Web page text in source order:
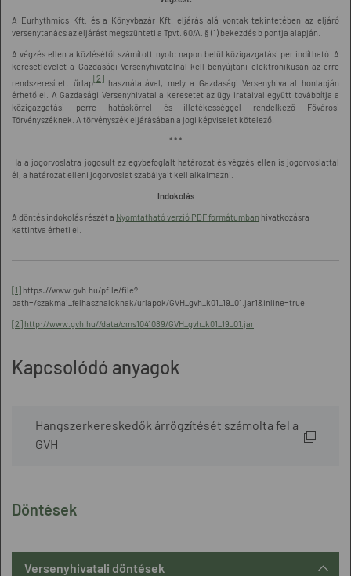
Döntések
Versenyhivatali döntések
A Eurhythmics Kft. és a Könyvbazár Kft. eljárás alá vontak tekintetében az eljáró
versenytanács az eljárást megszünteti a Tpvt. 60/A. § (1) bekezdés b pontja alapján.
A végzés ellen a közlésétől számított nyolc napon belül közigazgatási per indítható. A
keresetlevelet a Gazdasági Versenyhivatalnál kell benyújtani elektronikusan az erre
rendszeresített űrlap[2]használatával, mely a Gazdasági Versenyhivatal honlapján
érhető el. A Gazdasági Versenyhivatal a keresetet az ügy irataival együtt továbbítja a
közigazgatási perre hatáskörrel és illetékességgel rendelkező Fővárosi
Törvényszéknek. A törvényszék eljárásában a jogi képviselet kötelező.
* * *
Ha a jogorvoslatra jogosult az egybefoglalt határozat és végzés ellen is jogorvoslattal
él, a határozat elleni jogorvoslat szabályait kell alkalmazni.
Indokolás
A döntés indokolás részét a Nyomtatható verzió PDF formátumban hivatkozásra
kattintva érheti el.
[1] https://www.gvh.hu/pfile/file?
path=/szakmai_felhasznaloknak/urlapok/GVH_gvh_k01_19_01.jar1&inline=true
[2] http://www.gvh.hu//data/cms1041089/GVH_gvh_k01_19_01.jar
Kapcsolódó anyagok
Hangszerkereskedők árrögzítését számolta fel a
GVH